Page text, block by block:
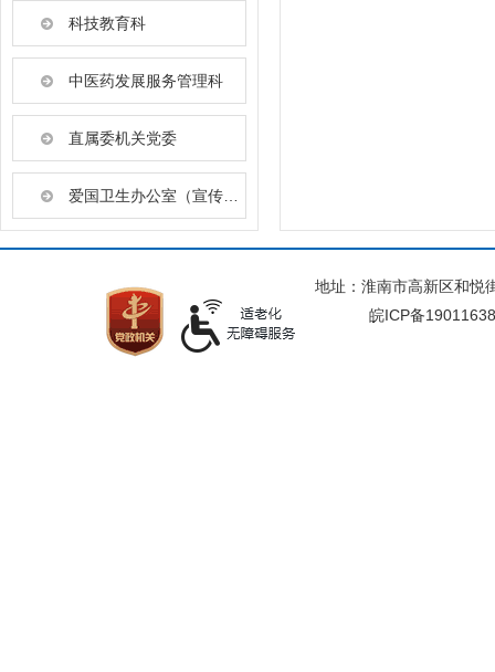
科技教育科
中医药发展服务管理科
直属委机关党委
地址：淮南市高新区和
皖ICP备